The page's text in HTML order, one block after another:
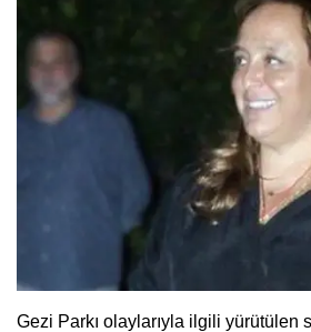
Gezi Parkı olaylarıyla ilgili yürütülen